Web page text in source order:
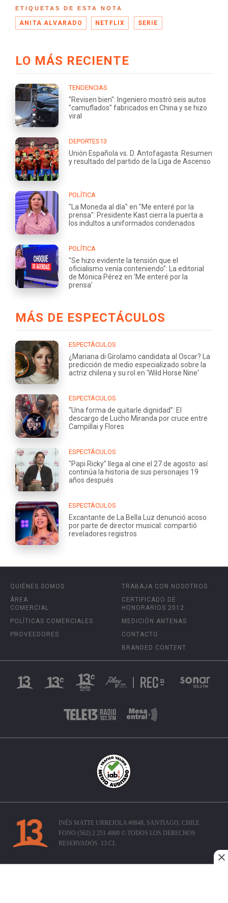
ETIQUETAS DE ESTA NOTA
ANITA ALVARADO NETFLIX SERIE
LO MÁS RECIENTE
TENDENCIAS
"Revisen bien": Ingeniero mostró seis autos
"camuflados" fabricados en China y se hizo
viral
DEPORTES13
Unión Española vs. D. Antofagasta: Resumen
y resultado del partido de la Liga de Ascenso
POLÍTICA
"La Moneda al día" en "Me enteré por la
prensa": Presidente Kast cierra la puerta a
los indultos a uniformados condenados
POLÍTICA
"Se hizo evidente la tensión que el
oficialismo venía conteniendo": La editorial
de Mónica Pérez en 'Me enteré por la
prensa'
MÁS DE ESPECTÁCULOS
ESPECTÁCULOS
¿Mariana di Girolamo candidata al Oscar? La
predicción de medio especializado sobre la
actriz chilena y su rol en 'Wild Horse Nine'
ESPECTÁCULOS
“Una forma de quitarle dignidad”: El
descargo de Lucho Miranda por cruce entre
Campillai y Flores
ESPECTÁCULOS
"Papi Ricky" llega al cine el 27 de agosto: así
continúa la historia de sus personajes 19
años después
ESPECTÁCULOS
Excantante de La Bella Luz denunció acoso
por parte de director musical: compartió
reveladores registros
QUIÉNES SOMOS
ÁREA
COMERCIAL
POLÍTICAS COMERCIALES
PROVEEDORES
TRABAJA CON NOSOTROS
CERTIFICADO DE
HONORARIOS 2012
MEDICIÓN ANTENAS
CONTACTO
BRANDED CONTENT
INÉS MATTE URREJOLA #0848, SANTIAGO, CHILE
FONO (562) 2 251 4000 © TODOS LOS DERECHOS
RESERVADOS. 13.CL